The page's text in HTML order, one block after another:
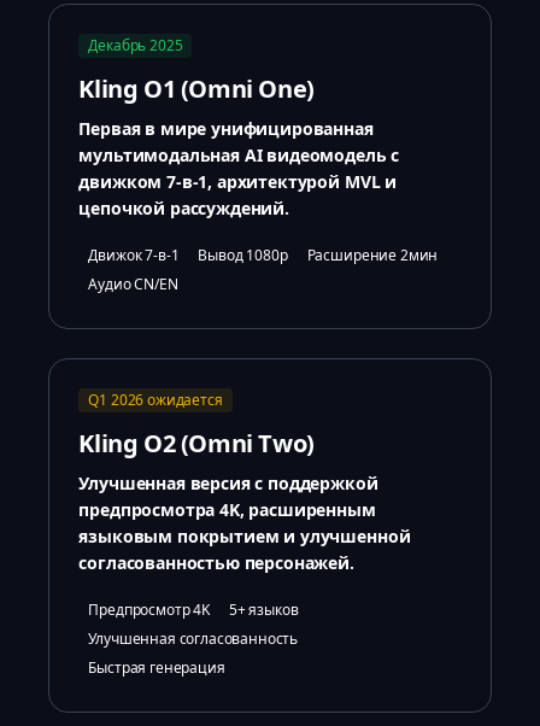
Декабрь 2025
Kling O1 (Omni One)
Первая в мире унифицированная
мультимодальная AI видеомодель с
движком 7-в-1, архитектурой MVL и
цепочкой рассуждений.
Движок 7-в-1 Вывод 1080p
Расширение 2мин
Аудио CN/EN
Q1 2026 ожидается
Kling O2 (Omni Two)
Улучшенная версия с поддержкой
предпросмотра 4K, расширенным
языковым покрытием и улучшенной
согласованностью персонажей.
Предпросмотр 4K
5+ языков
Улучшенная согласованность
Быстрая генерация